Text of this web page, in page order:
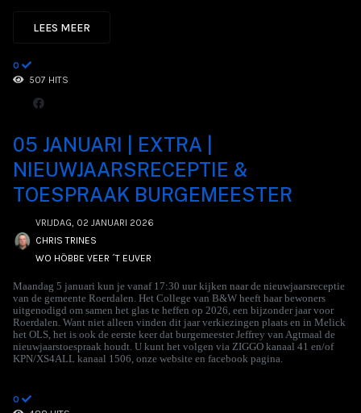
LEES MEER
0
507 HITS
05 JANUARI | EXTRA |
NIEUWJAARSRECEPTIE &
TOESPRAAK BURGEMEESTER
VRIJDAG, 02 JANUARI 2026
CHRIS TRINES
WO HÖBBE VEER ´T EUVER
Maandag 5 januari kun je vanaf 17:30 uur kijken naar de nieuwjaarsreceptie
van de gemeente Roerdalen. Het College van B&W heeft haar bewoners
uitgenodigd om samen het glas te heffen op 2026, een bijzonder jaar voor
Roerdalen. Want niet alleen vinden dit jaar verkiezingen plaats en in Melick
het OLS, het is ook de eerste keer dat burgemeester Jeffrey van Agtmaal de
nieuwjaarstoespraak houdt. U kunt het volgen via ZIGGO kanaal 41 en/of
KPN/XS4ALL kanaal 1506, onze website en facebook pagina.
0